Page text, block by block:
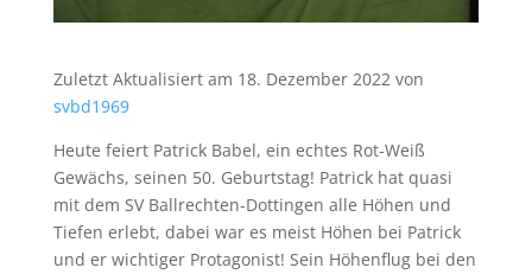
Zuletzt Aktualisiert am 18. Dezember 2022 von
svbd1969
Heute feiert Patrick Babel, ein echtes Rot-Weiß
Gewächs, seinen 50. Geburtstag! Patrick hat quasi
mit dem SV Ballrechten-Dottingen alle Höhen und
Tiefen erlebt, dabei war es meist Höhen bei Patrick
und er wichtiger Protagonist! Sein Höhenflug bei den